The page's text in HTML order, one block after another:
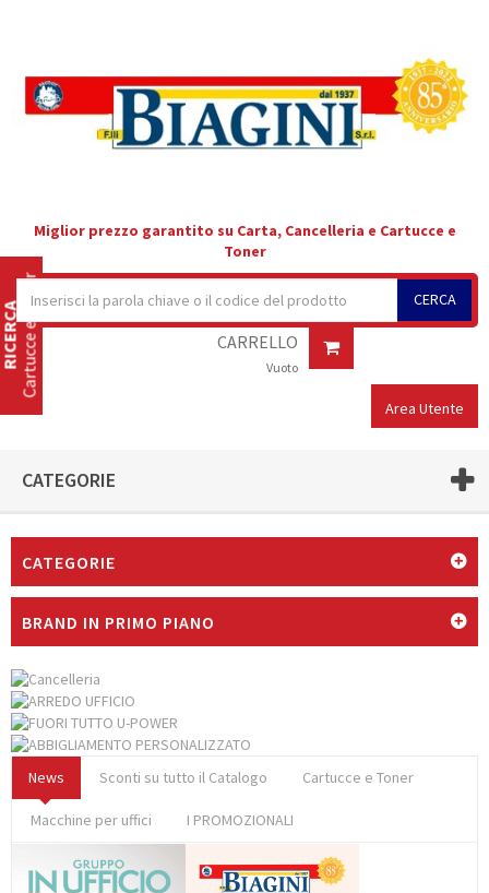
Miglior prezzo garantito su Carta, Cancelleria e Cartucce e
Toner
CERCA
CARRELLO
Vuoto
Area Utente
CATEGORIE
CATEGORIE
BRAND IN PRIMO PIANO
News Sconti su tutto il Catalogo Cartucce e Toner
Macchine per uffici I PROMOZIONALI
Cartucce e Toner